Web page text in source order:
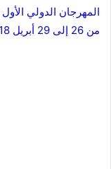
المهرجان الدولي
من 26 إلى 29 أبريل 2018